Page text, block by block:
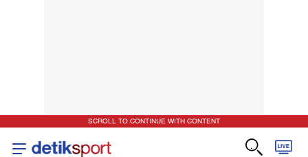
SCROLL TO CONTINUE WITH CONTENT